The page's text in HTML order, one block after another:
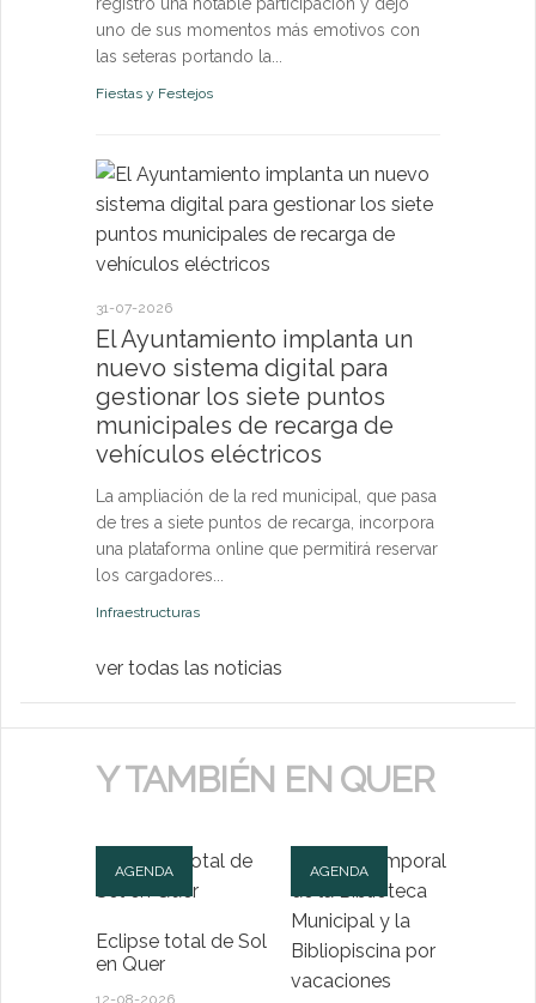
uno de sus momentos más emotivos con
las seteras portando la...
Fiestas y Festejos
31-07-2026
El Ayuntamiento implanta un
nuevo sistema digital para
gestionar los siete puntos
municipales de recarga de
vehículos eléctricos
La ampliación de la red municipal, que pasa
de tres a siete puntos de recarga, incorpora
una plataforma online que permitirá reservar
los cargadores...
Infraestructuras
ver todas las noticias
Y TAMBIÉN EN QUER
AGENDA
Eclipse total de Sol
en Quer
12-08-2026
AGENDA